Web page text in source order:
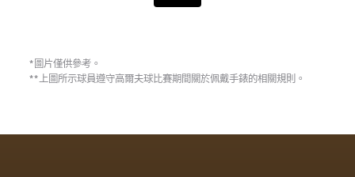
*圖片僅供參考。
**上圖所示球員遵守高爾夫球比賽期間關於佩戴手錶的相關規則。